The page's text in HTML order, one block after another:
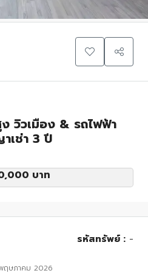
วิวเมือง & รถไฟฟ้า
เช่า 3 ปี
บาท
รหัสทรัพย์ : -
ฤษภาคม 2026